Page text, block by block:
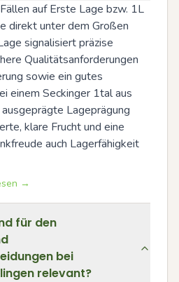
auf Erste Lage bzw. 1L
direkt unter dem Großen
signalisiert präzise
Qualitätsanforderungen
sowie ein gutes
einem Seckinger 1tal aus
Lageprägung
klare Frucht und eine
auch Lagerfähigkeit
→
für den
bei
relevant?